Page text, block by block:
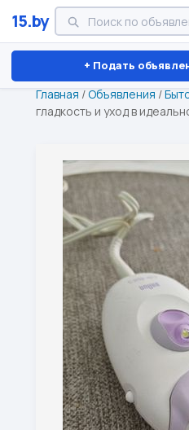
15.by
+ Подать
Минск Витебск
Главная /Объявления /
гладкость и уход в